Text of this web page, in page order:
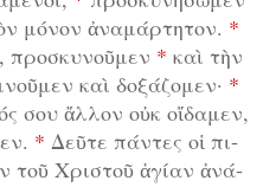
μό­νον ἀ­να­μάρ­τη­τον. *
προ­σκυ­νοῦ­μεν * καὶ τὴν
καὶ δο­ξά­ζο­μεν· *
σου ἄλ­λον οὐκ οἴ­δα­μεν,
* Δεῦ­τε πάν­τες οἱ πι­
τοῦ Χρι­στοῦ ἁ­γί­αν ἀ­νά­